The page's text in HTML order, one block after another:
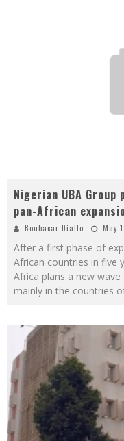
Nigerian UBA
pan-African
Boubacar Diallo May
After a first phase of
African countries in five
Africa plans a new
mainly in the countries